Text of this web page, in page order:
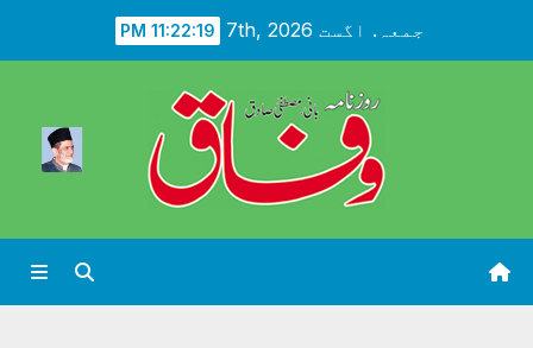
جمعہ. اگست 7th, 2026 11:22:20 PM